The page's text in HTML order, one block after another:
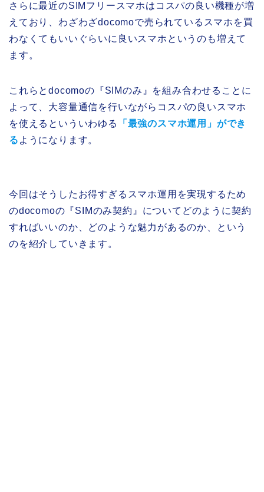
さらに最近のSIMフリースマホはコスパの良い機種が増
えており、わざわざdocomoで売られているスマホを買
わなくてもいいぐらいに良いスマホというのも増えて
ます。
これらとdocomoの『SIMのみ』を組み合わせることに
よって、大容量通信を行いながらコスパの良いスマホ
を使えるといういわゆる
「最強のスマホ運用」ができ
る ようになります。
今回はそうしたお得すぎるスマホ運用を実現するため
のdocomoの『SIMのみ契約』についてどのように契約
すればいいのか、どのような魅力があるのか、という
のを紹介していきます。